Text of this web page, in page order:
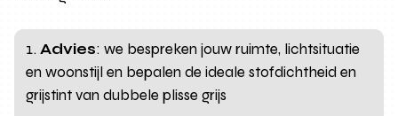
Advies: we bespreken jouw ruimte, lichtsituatie
en woonstijl en bepalen de ideale stofdichtheid en
grijstint van dubbele plisse grijs